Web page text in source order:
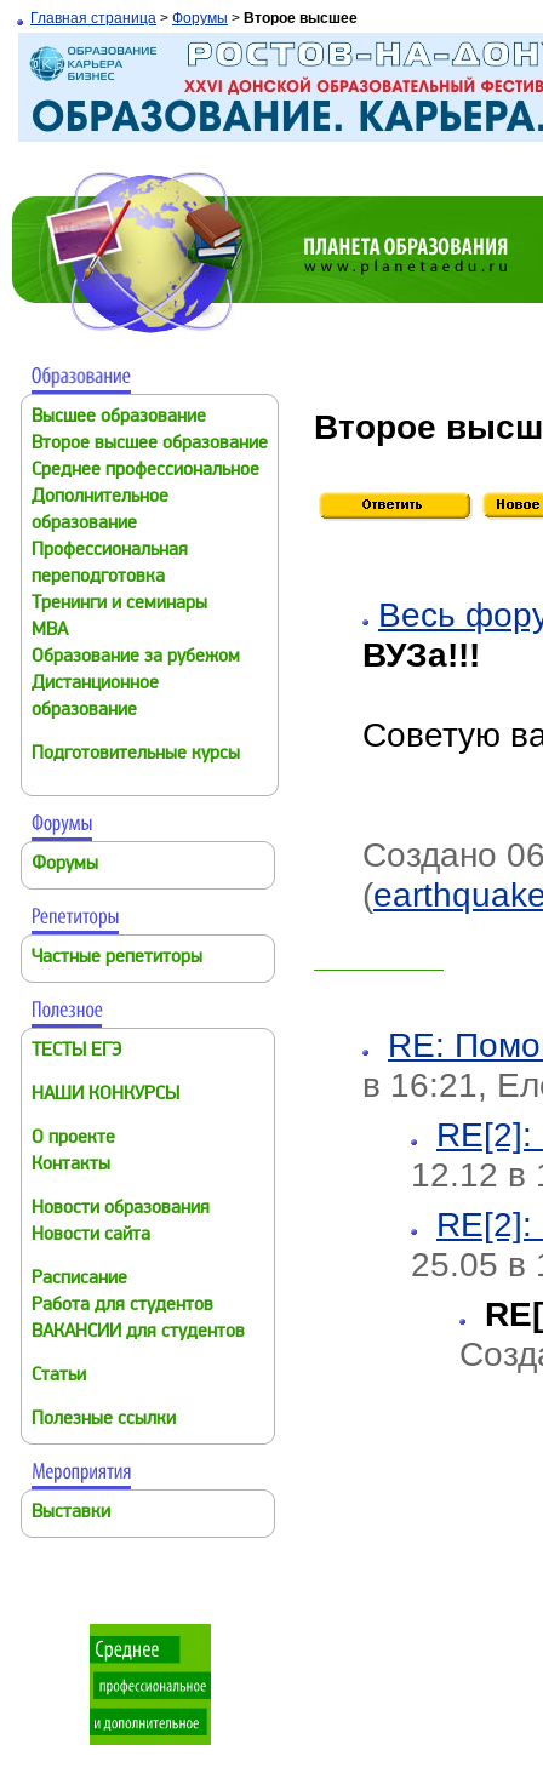
Главная страница > Форумы > Второе высшее
Высшее образование
Второе высшее образование
Среднее профессиональное
Дополнительное
образование
Профессиональная
переподготовка
Тренинги и семинары
MBA
Образование за рубежом
Дистанционное
образование
Подготовительные курсы
Форумы
Частные репетиторы
ТЕСТЫ ЕГЭ
НАШИ КОНКУРСЫ
О проекте
Контакты
Новости образования
Новости сайта
Расписание
Работа для студентов
ВАКАНСИИ для студентов
Статьи
Полезные ссылки
Выставки
Второе
Весь
ВУЗа!!!
Советую
Создано
(
RE:
в 16:21,
12.12 в
25.05 в